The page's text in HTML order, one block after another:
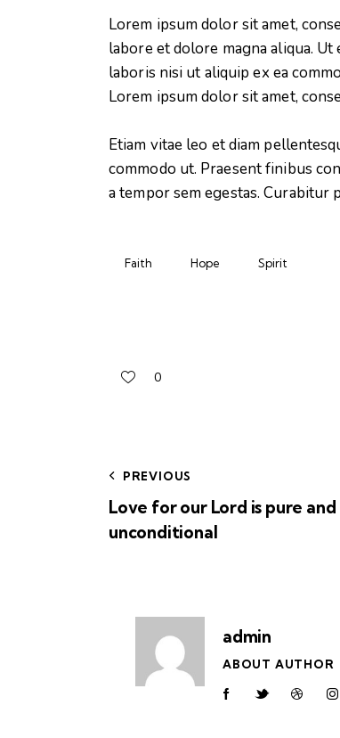
Lorem ipsum dolor sit amet,
labore et dolore magna aliqua.
laboris nisi ut aliquip ex ea
Lorem ipsum dolor sit amet,
Etiam vitae leo et diam
commodo ut. Praesent finibus
a tempor sem egestas. Curabitur
Faith Hope Spirit
0
PREVIOUS
Love for our Lord is pure and
unconditional
admin
ABOUT AUTHOR